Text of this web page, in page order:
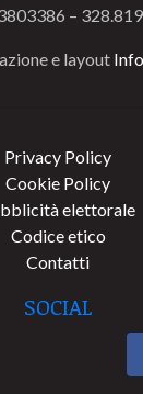
–
e layout
Privacy Policy
Cookie Policy
elettorale
Codice etico
Contatti
SOCIAL